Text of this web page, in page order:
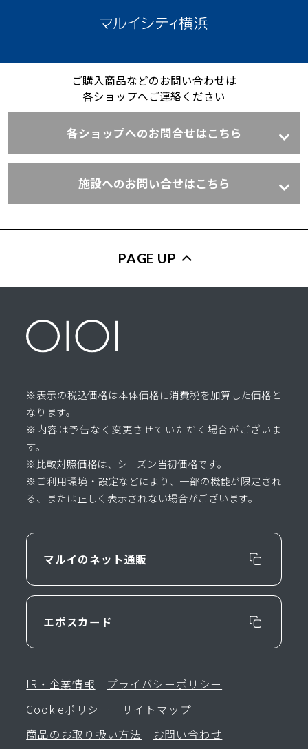
ご購入商品などのお問い合わせは
各ショップへご連絡ください
各ショップへのお問合せはこちら
施設へのお問い合せはこちら
PAGE UP
※表示の税込価格は本体価格に消費税を加算した価格と
なります。
※内容は予告なく変更させていただく場合がございま
す。
※比較対照価格は、シーズン当初価格です。
※ご利用環境・設定などにより、一部の機能が限定され
る、または正しく表示されない場合がございます。
マルイのネット通販
エポスカード
IR・企業情報
プライバシーポリシー
Cookieポリシー
サイトマップ
商品のお取り扱い方法
お問い合わせ